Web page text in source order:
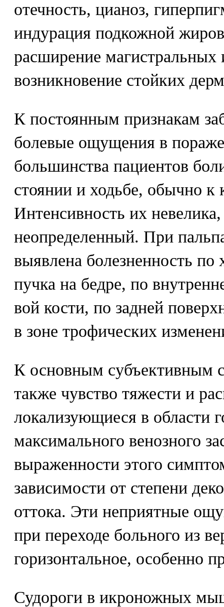
отечность, цианоз,
индурация подкожной
расширение
возникновение стойких
К постоянным признакам
болевые ощущения в
большинства пациентов
стоянии и ходьбе, обычно к
Интенсивность их
неопределенный. При
выявлена болезненность по
пучка на бедре, по
вой кости, по задней
в зоне трофических
К основным субъективным
также чувство тяжести и
локализующиеся в области
максимального венозного
выраженности этого
зависимости от степени
оттока. Эти неприятные
при переходе больного из
горизонтальное, особенно
Судороги в икроножных